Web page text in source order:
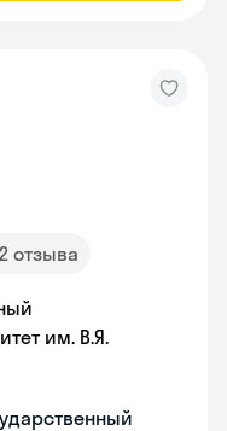
2 отзыва
им. В.Я.